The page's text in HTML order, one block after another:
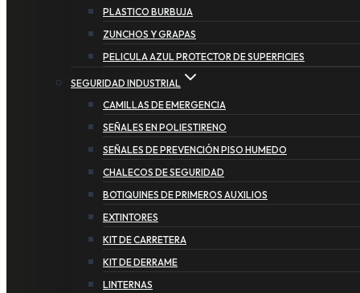
PLASTICO BURBUJA
ZUNCHOS Y GRAPAS
PELICULA AZUL PROTECTOR DE SUPERFICIES
SEGURIDAD INDUSTRIAL
CAMILLAS DE EMERGENCIA
SEÑALES EN POLIESTIRENO
SEÑALES DE PREVENCIÓN PISO HUMEDO
CHALECOS DE SEGURIDAD
BOTIQUINES DE PRIMEROS AUXILIOS
EXTINTORES
KIT DE CARRETERA
KIT DE DERRAME
LINTERNAS